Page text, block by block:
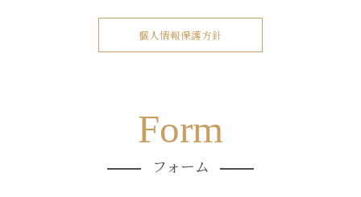
個人情報保護方針
Form
フォーム